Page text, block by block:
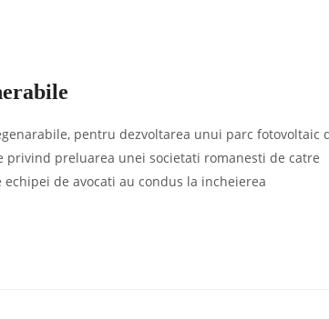
pentru dezvoltarea unui parc fotovoltaic
privind preluarea unei societati romanesti de catre
de avocati au condus la incheierea